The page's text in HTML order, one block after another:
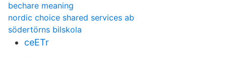
bechare meaning
nordic choice shared services ab
södertörns bilskola
ceETr